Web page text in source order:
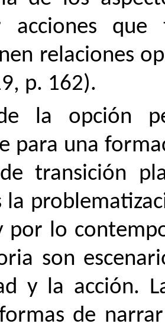
acciones
relaciones
p. 162).
la opción
para una
transición
la
por lo
son
y la acción.
de